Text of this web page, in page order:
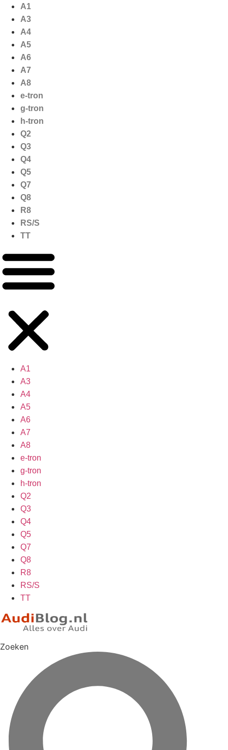
naar
inhoud
A1
A3
A4
A5
A6
A7
A8
e-tron
g-tron
h-tron
Q2
Q3
Q4
Q5
Q7
Q8
R8
RS/S
TT
A1
A3
A4
A5
A6
A7
A8
e-tron
g-tron
h-tron
Q2
Q3
Q4
Q5
Q7
Q8
R8
RS/S
TT
Zoeken